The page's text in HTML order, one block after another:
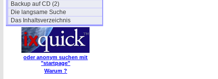
Backup auf CD (2)
Die langsame Suche
Das Inhaltsverzeichnis
oder anonym suchen mit
"startpage"
Warum ?